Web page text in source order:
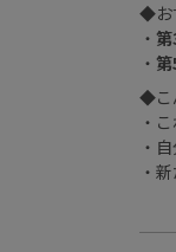
◆お
・
・
◆こ
・
・
・